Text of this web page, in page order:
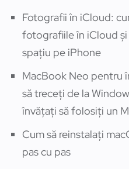
Fotografii în iCloud:
fotografiile în iCloud și
spațiu pe iPhone
MacBook Neo pentru
să treceți de la
învățați să folosiți un
Cum să reinstalați
pas cu pas